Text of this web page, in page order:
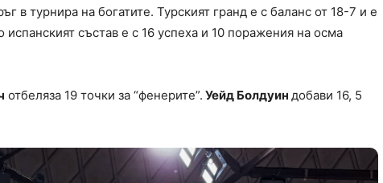
в турнира на богатите. Турският гранд е с баланс от 18-7 и е
испанският състав е с 16 успеха и 10 поражения на осма
отбеляза 19 точки за “фенерите”. Уейд Болдуин добави 16, 5